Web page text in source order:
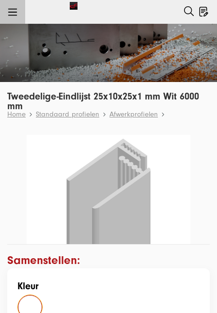
Tweedelige-Eindlijst 25x10x25x1 mm Wit 6000
mm
Home Standaard profielen Afwerkprofielen
Samenstellen:
Kleur